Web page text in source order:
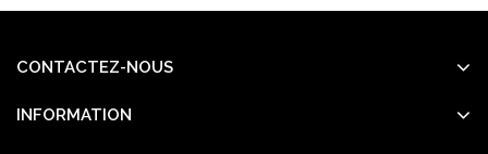
CONTACTEZ-NOUS
INFORMATION